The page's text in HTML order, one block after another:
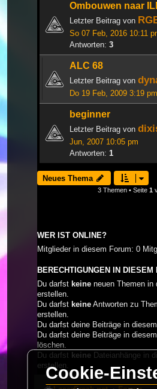
Ombouwen naar
Letzter Beitrag von
So 07 Feb, 2016 10:11
Antworten: 3
ALC 68
Letzter Beitrag von
Do 19 Feb, 2009 3:19 pm
beginner
Letzter Beitrag von
Jun, 2007 10:05 pm
Antworten: 1
Neues Thema
3 Themen • Seite 1
WER IST ONLINE?
Mitglieder in diesem Forum: 0
BERECHTIGUNGEN IN DIESEM
Du darfst keine neuen Themen in
erstellen.
Du darfst keine Antworten zu
erstellen.
Du darfst deine Beiträge in
Du darfst deine Beiträge in
löschen.
Du darfst keine Dateianhänge in
erstellen.
Cookie-